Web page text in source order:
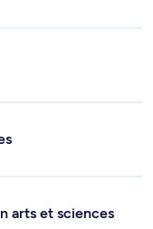
arts et sciences